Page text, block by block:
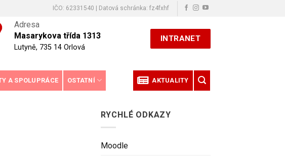
IČO: 62331540 | Datová schránka: fz4fxhf
Adresa
Masarykova třída 1313
Lutyně, 735 14 Orlová
INTRANET
A SPOLUPRÁCE OSTATNÍ AKTUALITY
RYCHLÉ ODKAZY
Moodle